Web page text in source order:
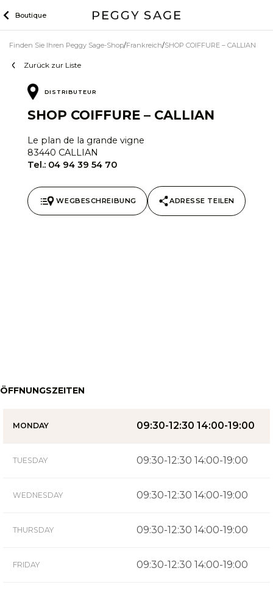
Inhalt
Boutique
Zurück zur Liste
Finden Sie Ihren Peggy Sage-Shop Frankreich SHOP COIFFURE – CALLIAN
DISTRIBUTEUR
SHOP COIFFURE – CALLIAN
Le plan de la grande vigne
83440 CALLIAN
Tel.: 04 94 39 54 70
WEGBESCHREIBUNG ADRESSE TEILEN
ÖFFNUNGSZEITEN
MONDAY 09:30-12:30 14:00-19:00
TUESDAY 09:30-12:30 14:00-19:00
WEDNESDAY 09:30-12:30 14:00-19:00
THURSDAY 09:30-12:30 14:00-19:00
FRIDAY 09:30-12:30 14:00-19:00